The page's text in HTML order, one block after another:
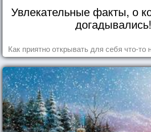
Увлекательные факты, о
догадывались!
Как приятно открывать для себя что-то